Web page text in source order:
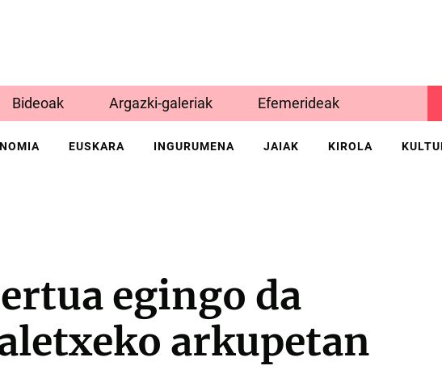
Bideoak Argazki-galeriak Efemerideak
EUSKARA INGURUMENA JAIAK KIROLA
egingo da
arkupetan